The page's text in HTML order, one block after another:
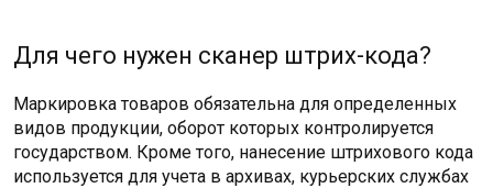
Для чего нужен сканер штрих-кода?
Маркировка товаров обязательна для определенных
видов продукции, оборот которых контролируется
государством. Кроме того, нанесение штрихового кода
используется для учета в архивах, курьерских службах